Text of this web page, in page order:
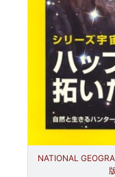
NATIONAL